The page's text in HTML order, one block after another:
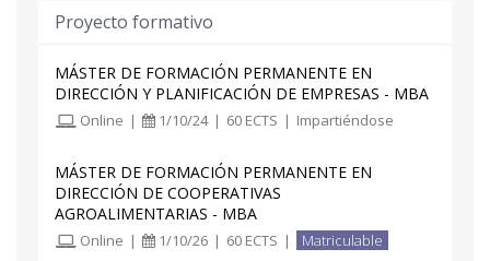
TEMA 7: ANÁLISIS DE LA SITUACIÓN II
TEMA 8: DIAGNÓSTICO DE LA SITUACIÓN I.
ANÁLISIS DAFO
MATRIZ DE POSICIÓN COMPETITIVA
TEMA 10: FIJACIÓN DE OBJETIVOS DE
MARKETING (I)
Proyecto formativo
MÁSTER DE FORMACIÓN PERMANENTE EN
DIRECCIÓN Y PLANIFICACIÓN DE EMPRESAS - MBA
Online | 1/10/24 | 60 ECTS | Impartiéndose
MÁSTER DE FORMACIÓN PERMANENTE EN
DIRECCIÓN DE COOPERATIVAS
AGROALIMENTARIAS - MBA
Online | 1/10/26 | 60 ECTS | Matriculable